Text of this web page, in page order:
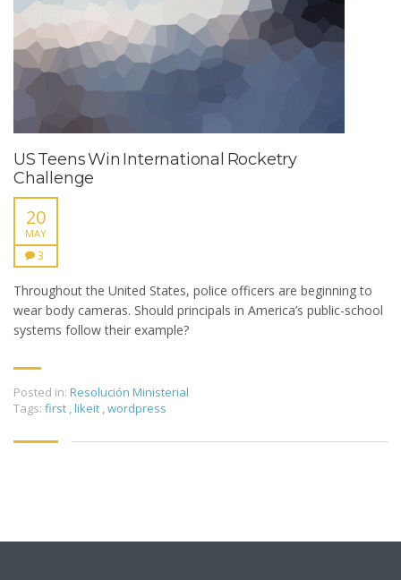
US Teens Win International Rocketry
Challenge
20
MAY
3
Throughout the United States, police officers are beginning to
wear body cameras. Should principals in America’s public-school
systems follow their example?
Posted in: Resolución Ministerial
Tags: first ,likeit ,wordpress